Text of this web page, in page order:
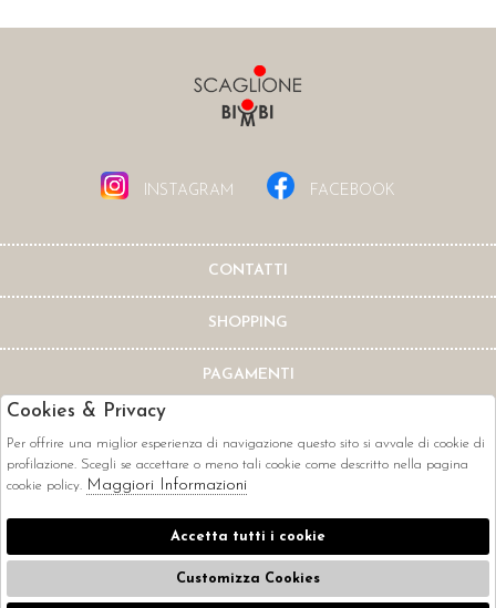
INSTAGRAM FACEBOOK
CONTATTI
SHOPPING
PAGAMENTI
CORRIERI
Cookies & Privacy
Per offrire una miglior esperienza di navigazione questo sito si avvale di cookie di
profilazione. Scegli se accettare o meno tali cookie come descritto nella pagina
cookie policy. Maggiori Informazioni
Accetta tutti i cookie
Customizza Cookies